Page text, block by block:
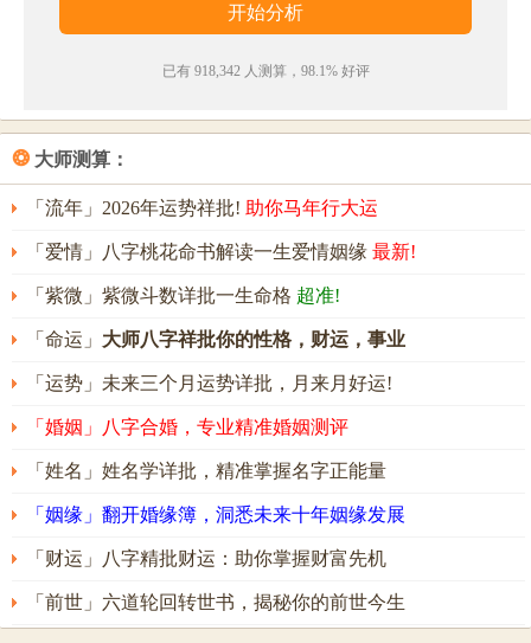
分（评分由卜易居根据姓名五格
已有 918,342 人测算，98.1% 好评
❂ 大师测算：
「流年」2026年运势祥批! 助你马年行大运
「爱情」八字桃花命书解读一生爱情姻缘 最新!
「紫微」紫微斗数详批一生命格 超准!
「命运」 大师八字祥批你的性格，财运，事业
「运势」未来三个月运势详批，月来月好运!
「婚姻」八字合婚，专业精准婚姻测评
「姓名」姓名学详批，精准掌握名字正能量
「姻缘」翻开婚缘簿，洞悉未来十年姻缘发展
「财运」八字精批财运：助你掌握财富先机
「前世」六道轮回转世书，揭秘你的前世今生